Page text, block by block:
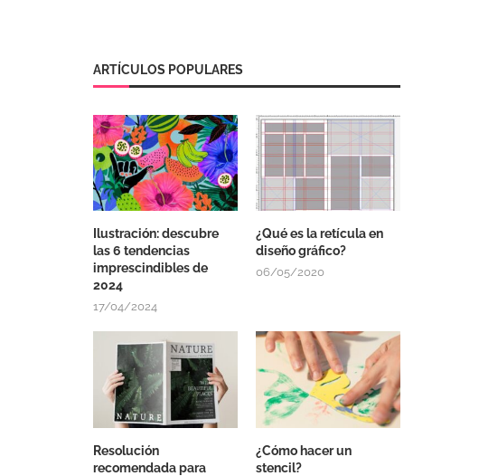
ARTÍCULOS POPULARES
Ilustración: descubre
las 6 tendencias
imprescindibles de
2024
17/04/2024
¿Qué es la retícula en
diseño gráfico?
06/05/2020
Resolución
recomendada para
¿Cómo hacer un
stencil?